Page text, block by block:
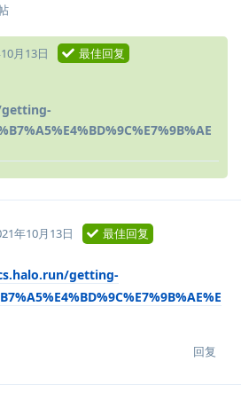
月13日 最佳回复
年10月13日 最佳回复
getting-
回复